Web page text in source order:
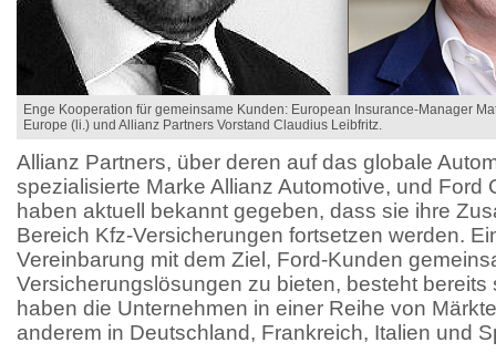
Enge Kooperation für gemeinsame Kunden: European Insurance-Manager
Europe (li.) und Allianz Partners Vorstand Claudius Leibfritz.
Allianz Partners, über deren auf das globale
spezialisierte Marke Allianz Automotive, und Ford
haben aktuell bekannt gegeben, dass sie ihre
Bereich Kfz-Versicherungen fortsetzen werden.
Vereinbarung mit dem Ziel, Ford-Kunden
Versicherungslösungen zu bieten, besteht bereits
haben die Unternehmen in einer Reihe von
anderem in Deutschland, Frankreich, Italien und